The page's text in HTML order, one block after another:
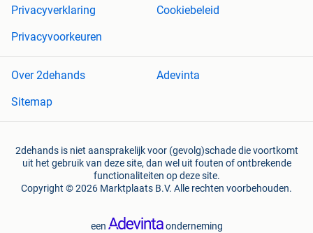
Privacyverklaring
Cookiebeleid
Privacyvoorkeuren
Over 2dehands
Adevinta
Sitemap
2dehands is niet aansprakelijk voor (gevolg)schade die voortkomt
uit het gebruik van deze site, dan wel uit fouten of ontbrekende
functionaliteiten op deze site.
Copyright © 2026 Marktplaats B.V. Alle rechten voorbehouden.
een onderneming